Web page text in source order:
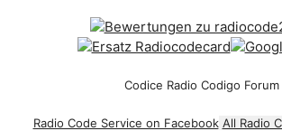
Codice Radio Codigo Forum
Radio Code Service on Facebook All Radio